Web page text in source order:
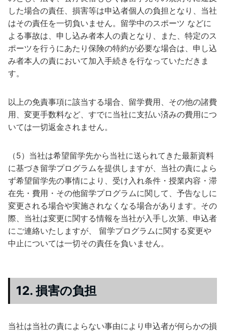
した場合の責任、損害等は申込者個人の負担となり、当社
はその責任を一切負いません。留学中のスポーツ などに
よる事故は、申し込み者本人の責となり、また、特定のス
ポーツを行うにあたり保険の特約が必要な場合は、申し込
み者本人の責において加入手続きを行なっていただきま
す。
以上の免責事項に該当する場合、留学費用、その他の諸費
用、変更手数料など、すでに当社に支払い済みの費用につ
いては一切返金されません。
（5）当社は希望留学先から当社に送られてきた最新資料
に基づき留学プログラムを提供しますが、当社の責によら
ず希望留学先の事情により、受け入れ条件・授業内容・滞
在先・費用・その他留学プログラムに関して、予告なしに
変更される場合や実施されなくなる場合があります。その
際、当社は変更に関する情報を当社が入手し次第、申込者
にご連絡いたしますが、 留学プログラムに関する変更や
中止については一切その責任を負いません。
12. 損害の負担
当社は当社の責によらない事由により申込者が何らかの損